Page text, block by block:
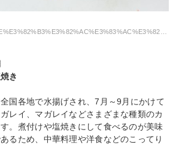
き
国各地で水揚げされ、7月～9月にかけて
レイ、マガレイなどさまざまな種類のカ
。煮付けや塩焼きにして食べるのが美味
るため、中華料理や洋食などのこってり